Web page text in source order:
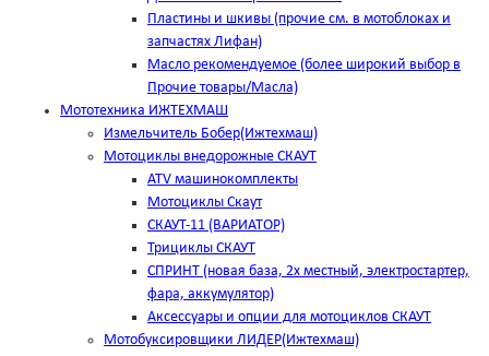
Пластины и шкивы (прочие см. в мотоблоках и
запчастях Лифан)
Масло рекомендуемое (более широкий выбор в
Прочие товары/Масла)
Мототехника ИЖТЕХМАШ
Измельчитель Бобер(Ижтехмаш)
Мотоциклы внедорожные СКАУТ
ATV машинокомплекты
Мотоциклы Скаут
СКАУТ-11 (ВАРИАТОР)
Трициклы СКАУТ
СПРИНТ (новая база, 2х местный, электростартер,
фара, аккумулятор)
Аксессуары и опции для мотоциклов СКАУТ
Мотобуксировщики ЛИДЕР(Ижтехмаш)